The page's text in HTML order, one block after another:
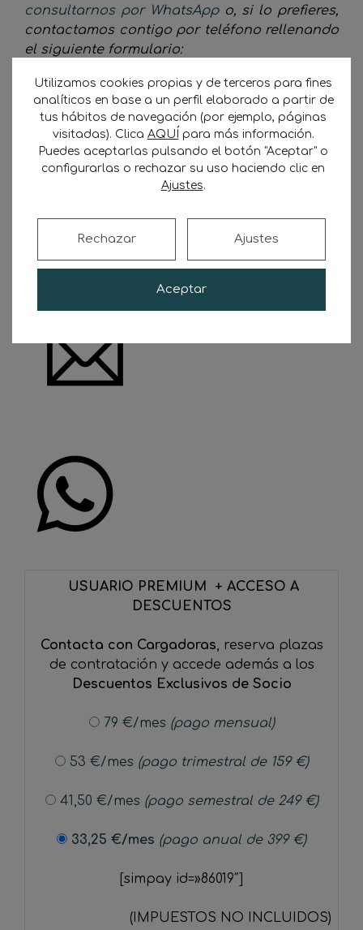
consultarnos por WhatsAppo, si lo prefieres,
contactamos contigo por teléfono rellenando
el siguiente formulario:
No se ha encontrado ningún campo.
ELIGE TU PLAN ↵
¡YA SOY SOCIO!
tráfico contactando con tu asesor
USUARIO PREMIUM + ACCESO A
DESCUENTOS
Contacta con Cargadoras, reserva plazas
de contratación y accede además a los
Descuentos Exclusivos de Socio
79 €/mes (pago mensual)
53 €/mes (pago trimestral de 159 €)
41,50 €/mes (pago semestral de 249 €)
33,25 €/mes (pago anual de 399 €)
[simpay id=»86019″]
(IMPUESTOS NO INCLUIDOS)
Utilizamos cookies propias y de terceros para fines
analíticos en base a un perfil elaborado a partir de
tus hábitos de navegación (por ejemplo, páginas
visitadas). Clica AQUÍ para más información.
Puedes aceptarlas pulsando el botón "Aceptar" o
configurarlas o rechazar su uso haciendo clic en
Ajustes.
Aceptar
Rechazar Ajustes